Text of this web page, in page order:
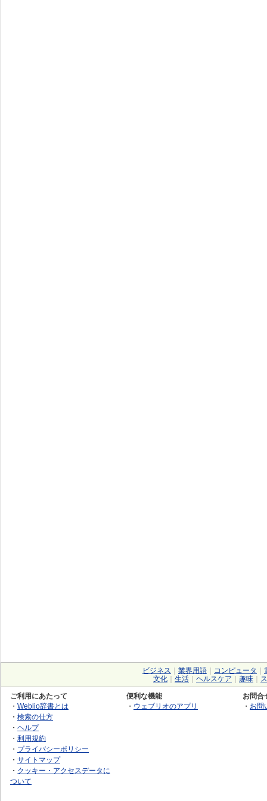
ビジネス 業界用語 コンピュータ
文化
生活 ヘルスケア 趣味
ご利用にあたって
・ Weblio辞書とは
・ 検索の仕方
・ ヘルプ
・ 利用規約
・ プライバシーポリシー
・ サイトマップ
・ クッキー・アクセスデータに
ついて
便利な機能
・ ウェブリオのアプリ
お問合
・ お問